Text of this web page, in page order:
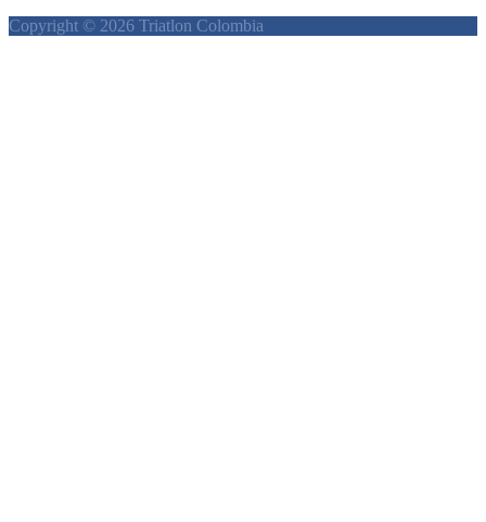
Copyright © 2026 Triatlon Colombia